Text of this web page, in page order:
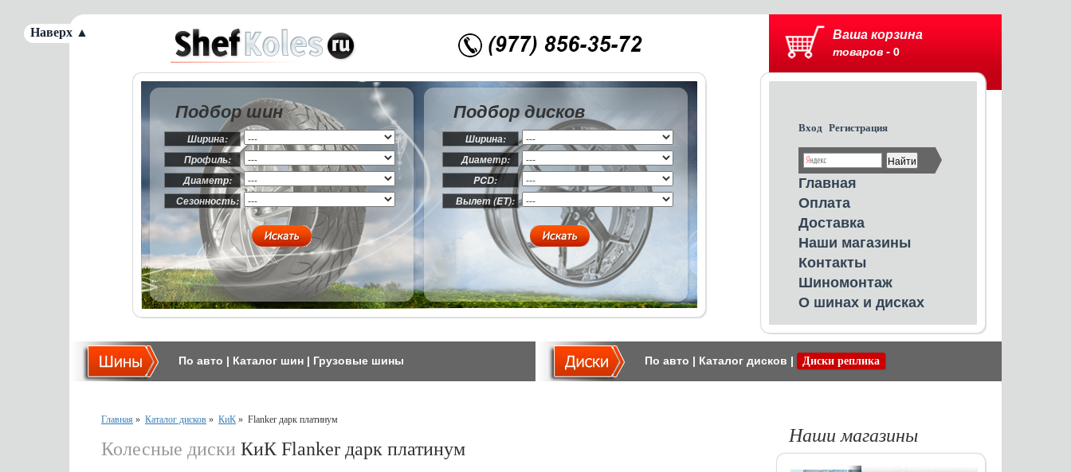
Ваша корзина
товаров - 0
Вход Регистрация
Главная
Оплата
Доставка
Наши магазины
Контакты
Шиномонтаж
О шинах и дисках
Подбор шин
Ширина:
Профиль:
Диаметр:
Сезонность:
Подбор дисков
Ширина:
Диаметр:
PCD:
Вылет (ET):
По авто | Каталог шин | Грузовые шины По авто | Каталог дисков | Диски реплика
Главная » Каталог дисков » КиК » Flanker дарк платинум
Колесные диски КиК Flanker дарк платинум
Наши магазины
Наверх ▲